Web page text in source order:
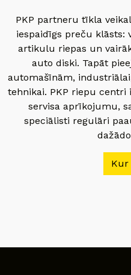
PKP partneru tīkla
iespaidīgs preču klāsts:
artikulu riepas un
auto diski. Tapāt
automašīnām,
tehnikai. PKP riepu
servisa aprīkojumu,
speciālisti regulāri
Kur